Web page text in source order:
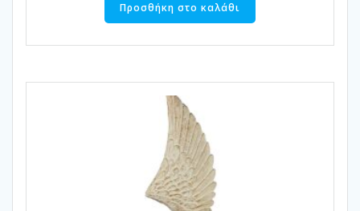
Προσθήκη στο καλάθι